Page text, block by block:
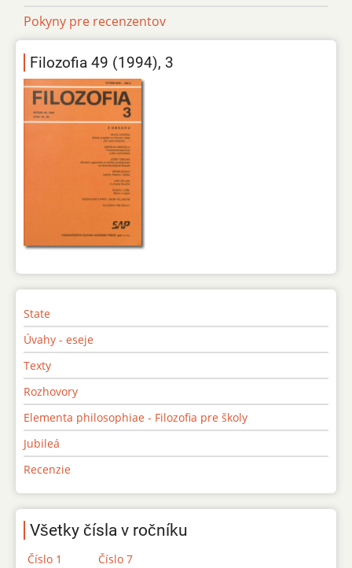
Pokyny pre recenzentov
Filozofia 49 (1994), 3
State
Úvahy - eseje
Texty
Rozhovory
Elementa philosophiae - Filozofia pre školy
Jubileá
Recenzie
Všetky čísla v ročníku
Číslo 1
Číslo 7